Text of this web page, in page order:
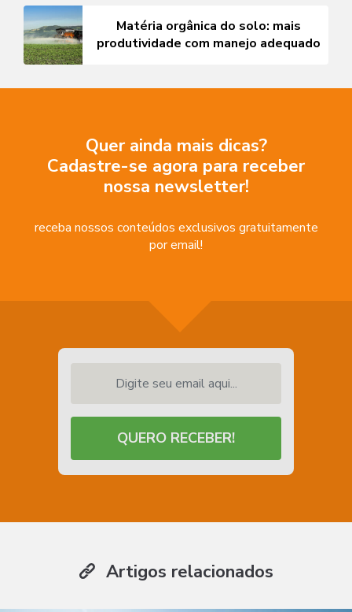
Matéria orgânica do solo: mais
produtividade com manejo adequado
Quer ainda mais dicas?
Cadastre-se agora para receber
nossa newsletter!
receba nossos conteúdos exclusivos gratuitamente
por email!
QUERO RECEBER!
Artigos relacionados